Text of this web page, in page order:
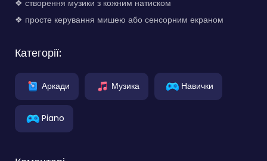
❖ створення музики з кожним натиском
❖ просте керування мишею або сенсорним екраном
Категорії:
Аркади Музика Навички
Piano